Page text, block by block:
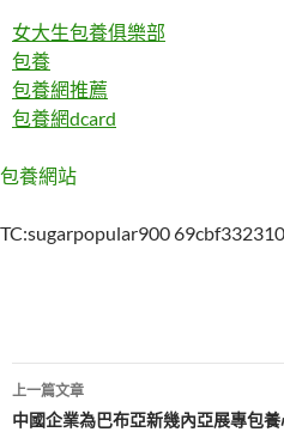
女大生包養俱樂部
包養
包養網推薦
包養網dcard
包養網站
TC:sugarpopular900
文
章
上一篇文章
中國企業為巴布亞新幾內亞展專包養